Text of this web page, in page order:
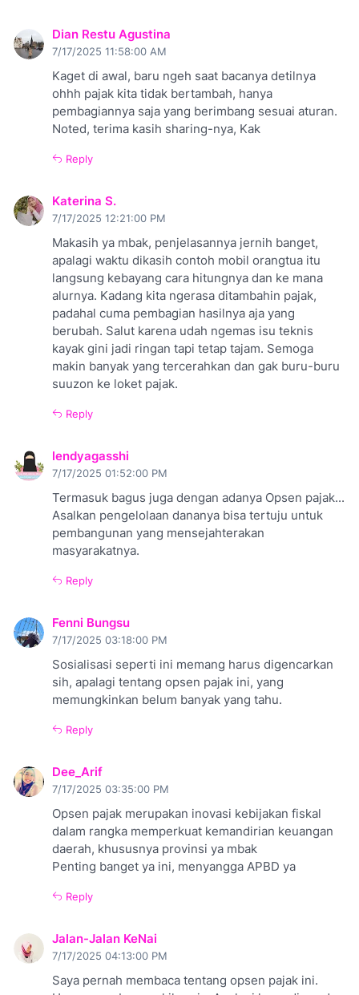
Dian Restu Agustina
7/17/2025 11:58:00 AM
Kaget di awal, baru ngeh saat bacanya detilnya
ohhh pajak kita tidak bertambah, hanya
pembagiannya saja yang berimbang sesuai aturan.
Noted, terima kasih sharing-nya, Kak
Reply
Katerina S.
7/17/2025 12:21:00 PM
Makasih ya mbak, penjelasannya jernih banget,
apalagi waktu dikasih contoh mobil orangtua itu
langsung kebayang cara hitungnya dan ke mana
alurnya. Kadang kita ngerasa ditambahin pajak,
padahal cuma pembagian hasilnya aja yang
berubah. Salut karena udah ngemas isu teknis
kayak gini jadi ringan tapi tetap tajam. Semoga
makin banyak yang tercerahkan dan gak buru-buru
suuzon ke loket pajak.
Reply
lendyagasshi
7/17/2025 01:52:00 PM
Termasuk bagus juga dengan adanya Opsen pajak...
Asalkan pengelolaan dananya bisa tertuju untuk
pembangunan yang mensejahterakan
masyarakatnya.
Reply
Fenni Bungsu
7/17/2025 03:18:00 PM
Sosialisasi seperti ini memang harus digencarkan
sih, apalagi tentang opsen pajak ini, yang
memungkinkan belum banyak yang tahu.
Reply
Dee_Arif
7/17/2025 03:35:00 PM
Opsen pajak merupakan inovasi kebijakan fiskal
dalam rangka memperkuat kemandirian keuangan
daerah, khususnya provinsi ya mbak
Penting banget ya ini, menyangga APBD ya
Reply
Jalan-Jalan KeNai
7/17/2025 04:13:00 PM
Saya pernah membaca tentang opsen pajak ini.